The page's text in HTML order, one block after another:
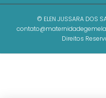
© ELEN JUSSARA DOS
Direitos